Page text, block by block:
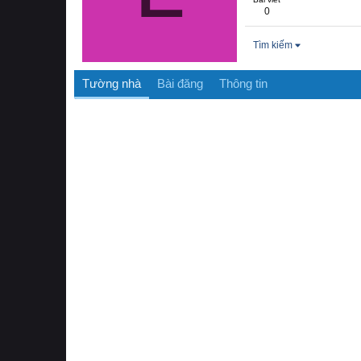
0
Tìm kiếm
Tường nhà Bài đăng Thông tin